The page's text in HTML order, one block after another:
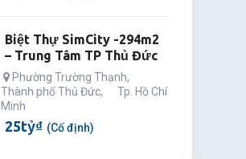
Biệt Thự SimCity -294m2
– Trung Tâm TP Thủ Đức
Phường Trường Thạnh,
Thành phố Thủ Đức,
Tp. Hồ Chí
Minh
25tỷ₫ (Cố định)